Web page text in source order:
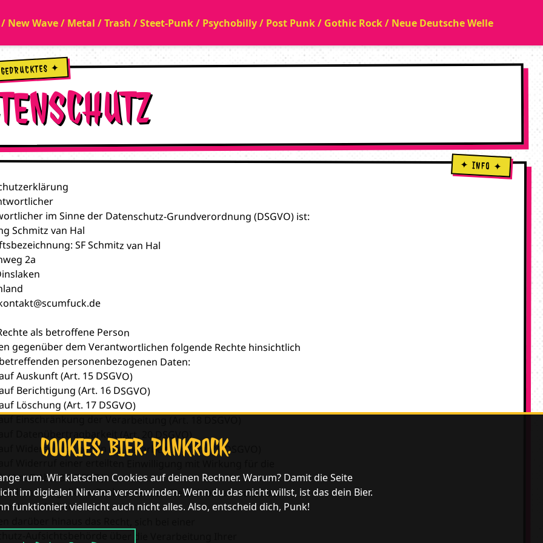
New Wave / Metal / Trash / Steet-Punk / Psychobilly / Post Punk / Gothic Rock / Neue Deutsche Welle
im Sinne der Datenschutz-Grundverordnung (DSGVO) ist:
Schmitz van Hal
SF Schmitz van Hal
2a
als betroffene Person
gegenüber dem Verantwortlichen folgende Rechte hinsichtlich
personenbezogenen Daten:
Auskunft (Art. 15 DSGVO)
Berichtigung (Art. 16 DSGVO)
Löschung (Art. 17 DSGVO)
Einschränkung der Verarbeitung (Art. 18 DSGVO)
auf Datenübertragbarkeit (Art. 20 DSGVO)
auf Widerspruch gegen die Verarbeitung (Art. 21 DSGVO)
7 Abs. 3 DSGVO)
dieser Rechte wenden Sie sich bitte an die oben
Kontaktdaten.
COOKIES. BIER. PUNKROCK.
rum. Wir klatschen Cookies auf deinen Rechner. Warum? Damit die Seite
im digitalen Nirvana verschwinden. Wenn du das nicht willst, ist das dein Bier.
funktioniert vielleicht auch nicht alles. Also, entscheid dich, Punk!